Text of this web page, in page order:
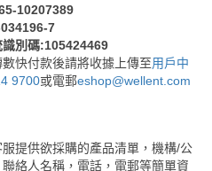
10207389
7
識別碼:105424469
快付款後請將收據上傳至用戶中
9700或電郵eshop@wellent.com
提供欲採購的產品清單，機構/公
絡人名稱，電話，電郵等簡單資